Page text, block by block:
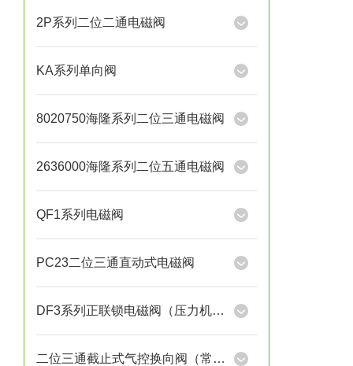
2P系列二位二通电磁阀
KA系列单向阀
8020750海隆系列二位三通电磁阀
2636000海隆系列二位五通电磁阀
QF1系列电磁阀
PC23二位三通直动式电磁阀
DF3系列正联锁电磁阀（压力机用）
二位三通截止式气控换向阀（常开）